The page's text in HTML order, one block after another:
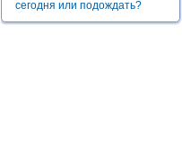
сегодня или подождать?